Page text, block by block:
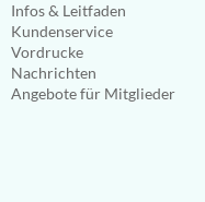
Infos & Leitfaden
Kundenservice
Vordrucke
Nachrichten
Angebote für Mitglieder